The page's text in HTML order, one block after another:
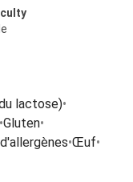
lactose)•
•Gluten•
•Œuf•